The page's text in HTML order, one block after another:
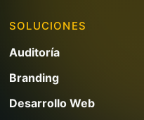
SOLUCIONES
Auditoría
Branding
Desarrollo Web